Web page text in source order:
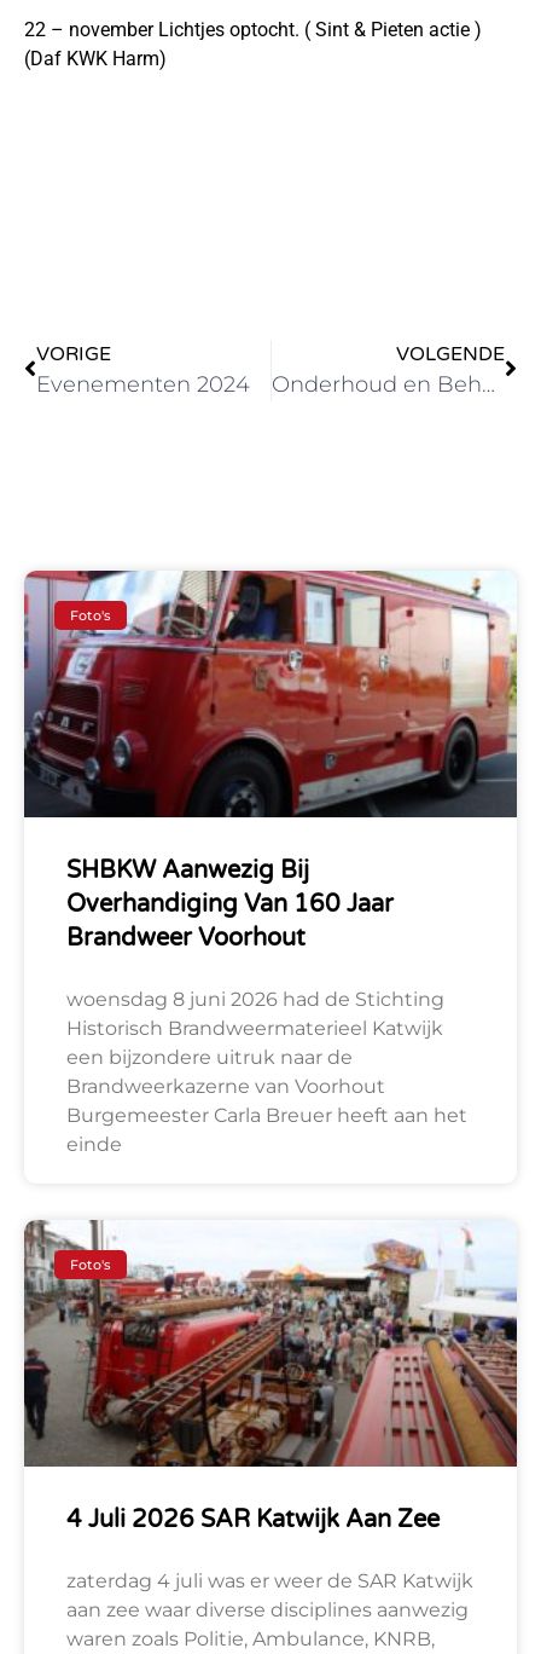
22 – november Lichtjes optocht. ( Sint & Pieten actie )
(Daf KWK Harm)
VORIGE
Evenementen 2024
VOLGENDE
Onderhoud en Beheer van de Veiligheidsregio Hollands Midden brengt bezoek aan SHBKW
Foto's
SHBKW Aanwezig Bij
Overhandiging Van 160 Jaar
Brandweer Voorhout
woensdag 8 juni 2026 had de Stichting
Historisch Brandweermaterieel Katwijk
een bijzondere uitruk naar de
Brandweerkazerne van Voorhout
Burgemeester Carla Breuer heeft aan het
einde
Foto's
4 Juli 2026 SAR Katwijk Aan Zee
zaterdag 4 juli was er weer de SAR Katwijk
aan zee waar diverse disciplines aanwezig
waren zoals Politie, Ambulance, KNRB,